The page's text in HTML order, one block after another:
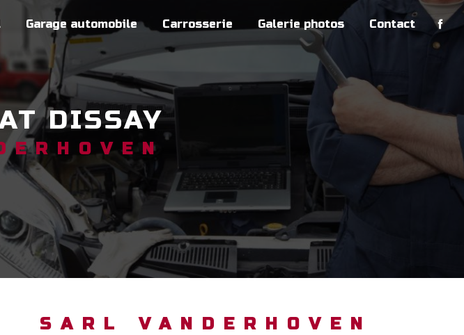
Garage automobile Carrosserie Galerie photos Contact
DISSAY
SARL VANDERHOVEN